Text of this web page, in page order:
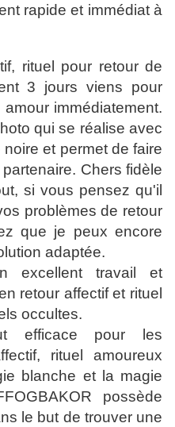
rapide et immédiat à
rituel pour retour de
3 jours viens pour
immédiatement.
qui se réalise avec
et permet de faire
Chers fidèle
si vous pensez qu'il
problèmes de retour
que je peux encore
adaptée.
excellent travail et
retour affectif et rituel
occultes.
efficace pour les
rituel amoureux
blanche et la magie
possède
le but de trouver une